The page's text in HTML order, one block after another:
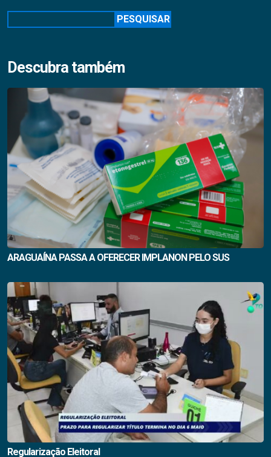
PESQUISAR
Descubra também
ARAGUAÍNA PASSA A OFERECER IMPLANON PELO SUS
Regularização Eleitoral